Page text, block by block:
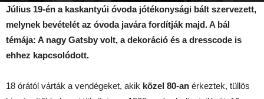
Július 19-én a kaskantyúi óvoda jótékonysági bált szervezett,
melynek bevételét az óvoda javára fordítják majd. A bál
témája: A nagy Gatsby volt, a dekoráció és a dresscode is
ehhez kapcsolódott.
18 órától várták a vendégeket, akik közel 80-an érkeztek, tüllös